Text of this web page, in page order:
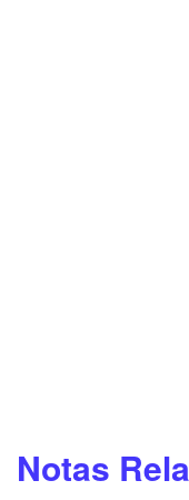
Notas